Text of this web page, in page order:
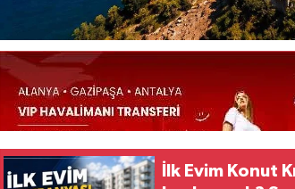
İlk Evim Konut